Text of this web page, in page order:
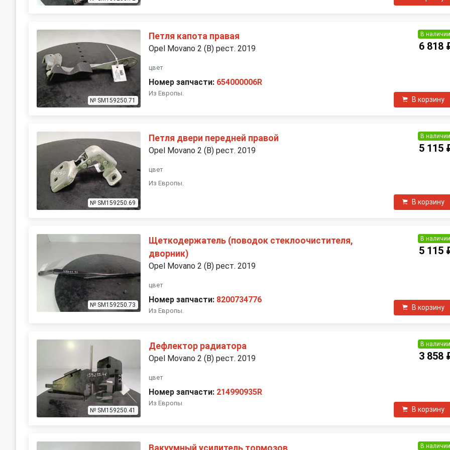
№ SM159250.71
Петля капота правая
Opel Movano 2 (B) рест. 2019
цвет
Номер запчасти: 654000006R
Из Европы.
В
6 818
В корзину
№ SM159250.69
Петля двери передней правой
Opel Movano 2 (B) рест. 2019
цвет
Из Европы.
В
5 115
В корзину
№ SM159250.73
Щеткодержатель (поводок стеклоочистителя,
дворник)
Opel Movano 2 (B) рест. 2019
цвет
Номер запчасти: 8200734776
Из Европы.
В
5 115
В корзину
№ SM159250.41
Дефлектор радиатора
Opel Movano 2 (B) рест. 2019
цвет
Номер запчасти: 214990935R
Из Европы
В
3 858
В корзину
В